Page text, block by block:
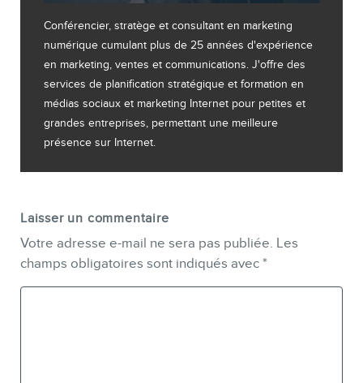
Conférencier, stratège et consultant en marketing
numérique cumulant plus de 25 années d'expérience
en marketing, ventes et communications. J'offre des
services de planification stratégique et formation en
médias sociaux et marketing Internet pour petites et
grandes entreprises, permettant une meilleure
présence sur Internet.
Laisser un commentaire
Votre adresse e-mail ne sera pas publiée. Les
champs obligatoires sont indiqués avec *